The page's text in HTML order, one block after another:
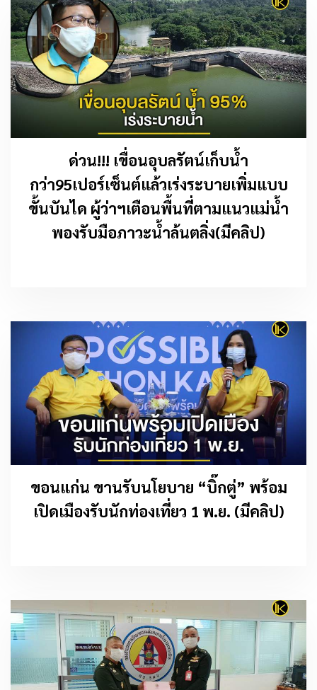
ด่วน!!! เขื่อนอุบลรัตน์เก็บน้ำ
กว่า95เปอร์เซ็นต์แล้วเร่งระบายเพิ่มแบบ
ขั้นบันได ผู้ว่าฯเตือนพื้นที่ตามแนวแม่น้ำ
พองรับมือภาวะน้ำล้นตลิ่ง(มีคลิป)
ขอนแก่น ขานรับนโยบาย “บิ๊กตู่” พร้อม
เปิดเมืองรับนักท่องเที่ยว 1 พ.ย. (มีคลิป)